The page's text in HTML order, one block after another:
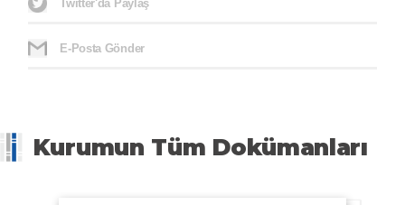
Twitter'da Paylaş
E-Posta Gönder
Kurumun Tüm Dokümanları